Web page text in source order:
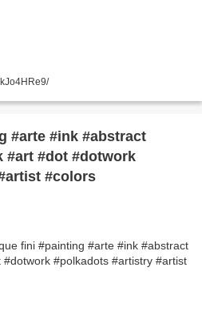
#art #dot #dotwork
#colors